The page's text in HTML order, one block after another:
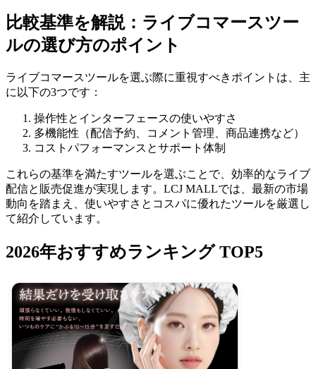
比較基準を解説：ライブコマースツー
ルの選び方のポイント
ライブコマースツールを選ぶ際に重視すべきポイントは、主
に以下の3つです：
操作性とインターフェースの使いやすさ
多機能性（配信予約、コメント管理、商品連携など）
コストパフォーマンスとサポート体制
これらの基準を満たすツールを選ぶことで、効率的なライブ
配信と販売促進が実現します。LCJ MALLでは、最新の市場
動向を踏まえ、使いやすさとコスパに優れたツールを厳選し
て紹介しています。
2026年おすすめランキング TOP5